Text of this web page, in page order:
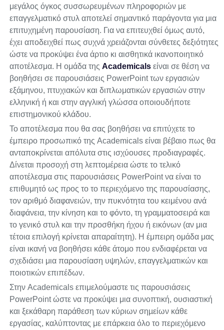
μεγάλος όγκος συσσωρευμένων πληροφοριών με
επαγγελματικό στυλ αποτελεί σημαντικό παράγοντα για μια
επιτυχημένη παρουσίαση. Για να επιτευχθεί όμως αυτό,
έχει αποδειχθεί πως συχνά χρειάζονται σύνθετες δεξιότητες
ώστε να προκύψει ένα άρτιο κι αισθητικά ικανοποιητικό
αποτέλεσμα. Η ομάδα της Academicals είναι σε θέση να
βοηθήσει σε παρουσιάσεις PowerPoint των εργασιών
εξάμηνου, πτυχιακών και διπλωματικών εργασιών στην
ελληνική ή και στην αγγλική γλώσσα οποιουδήποτε
επιστημονικού κλάδου.
Το αποτέλεσμα που θα σας βοηθήσει να επιτύχετε το
έμπειρο προσωπικό της Academicals είναι βέβαιο πως θα
ανταποκρίνεται απόλυτα στις ισχύουσες προδιαγραφές.
Δίνεται προσοχή στη λεπτομέρεια ώστε το τελικό
αποτέλεσμα στις παρουσιάσεις PowerPoint να είναι το
επιθυμητό ως προς το το περιεχόμενο της παρουσίασης,
τον αριθμό διαφανειών, την πυκνότητα του κειμένου ανά
διαφάνεια, την κίνηση και το φόντο, τη γραμματοσειρά και
το γενικό στυλ και την προσθήκη ήχου ή εικόνων (αν μια
τέτοια επιλογή κρίνεται απαραίτητη). Η έμπειρη ομάδα μας
είναι ικανή να βοηθήσει κάθε άτομο που ενδιαφέρεται να
σχεδιάσει μια παρουσίαση υψηλών, επαγγελματικών και
ποιοτικών επιπέδων.
Στην Academicals επιμελούμαστε τις παρουσιάσεις
PowerPoint ώστε να προκύψει μια συνοπτική, ουσιαστική
και ξεκάθαρη παράθεση των κύριων σηµείων κάθε
εργασίας, καλύπτοντας με επάρκεια όλο το περιεχόμενο